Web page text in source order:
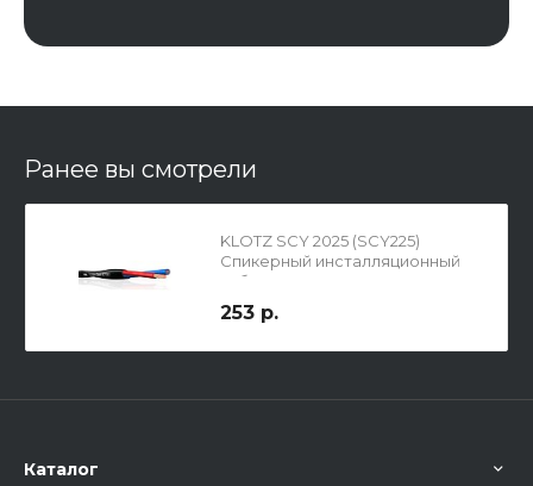
Ранее вы смотрели
KLOTZ SCY 2025 (SCY225)
Спикерный инсталляционный
кабель
253 р.
Каталог